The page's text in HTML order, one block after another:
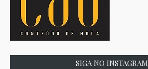
SIGA NO INSTAGRAM